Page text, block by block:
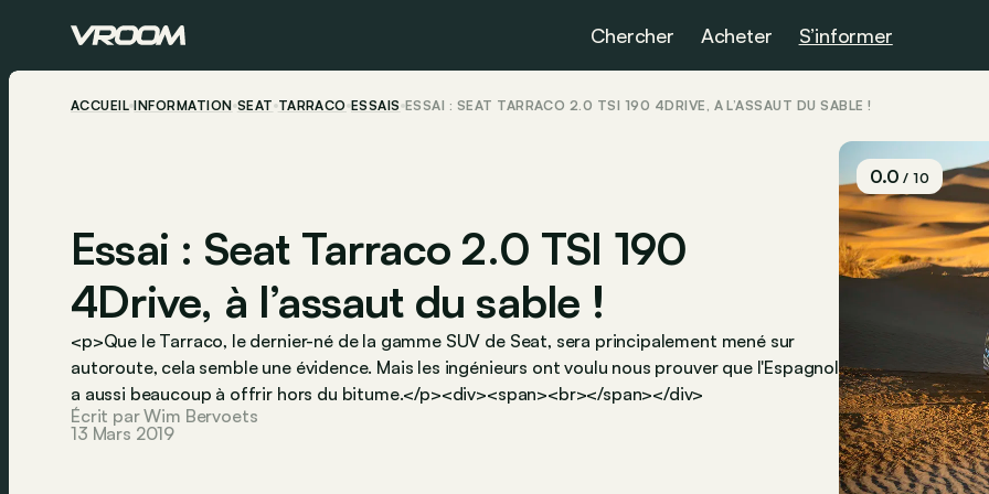
Chercher Acheter S’informer
ACCUEIL INFORMATION SEAT TARRACO ESSAIS ESSAI : SEAT TARRACO 2.0 TSI 190 4DRIVE, À L’ASSAUT DU SABLE !
Essai : Seat Tarraco 2.0 TSI 190
4Drive, à l’assaut du sable !
<p>Que le Tarraco, le dernier-né de la gamme SUV de Seat, sera principalement mené sur
autoroute, cela semble une évidence. Mais les ingénieurs ont voulu nous prouver que l'Espagnol
a aussi beaucoup à offrir hors du bitume.</p><div><span><br></span></div>
Écrit par Wim Bervoets
13 Mars 2019
0.0/ 10